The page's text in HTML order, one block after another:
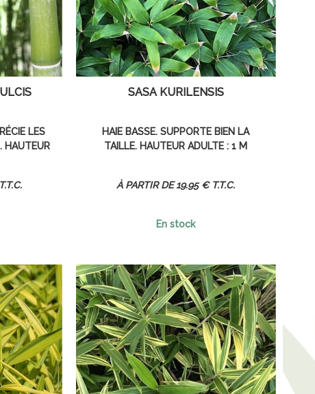
LES
HAUTEUR
T.T.C.
SASA KURILENSIS
HAIE BASSE. SUPPORTE BIEN LA
TAILLE. HAUTEUR ADULTE : 1 M
19.95 € T.T.C.
En stock